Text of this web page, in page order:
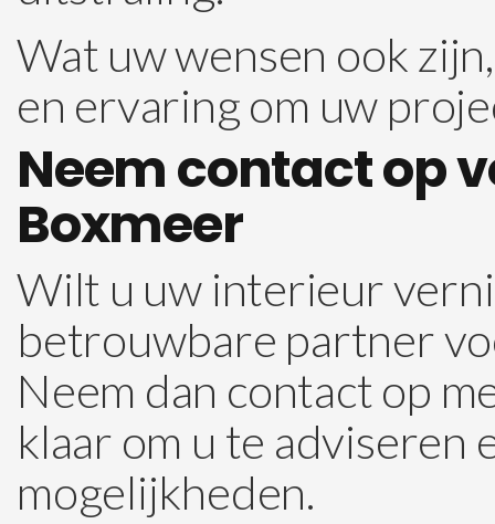
Wat uw wensen ook
en ervaring om uw
Neem contact op
Boxmeer
Wilt u uw interieur
betrouwbare partner
Neem dan contact op
klaar om u te adviseren
mogelijkheden.